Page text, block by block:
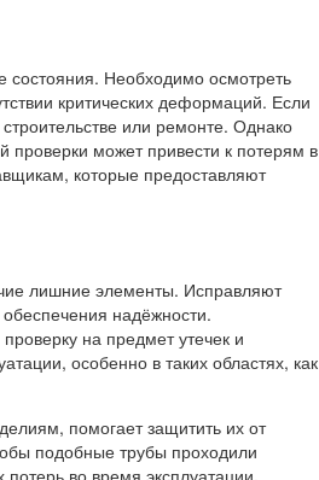
состояния. Необходимо осмотреть
критических деформаций. Если
или ремонте. Однако
проверки может привести к потерям в
которые предоставляют
лишние элементы. Исправляют
надёжности.
на предмет утечек и
особенно в таких областях, как
помогает защитить их от
подобные трубы проходили
во время эксплуатации.